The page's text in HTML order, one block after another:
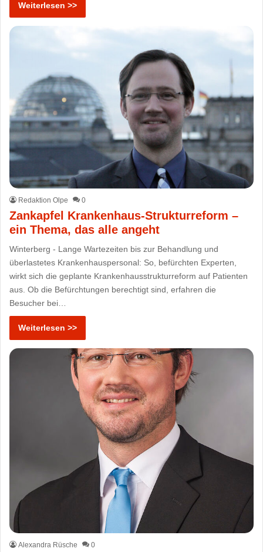
Weiterlesen >>
Redaktion Olpe 0
Zankapfel Krankenhaus-Strukturreform –
ein Thema, das alle angeht
Winterberg - Lange Wartezeiten bis zur Behandlung und
überlastetes Krankenhauspersonal: So, befürchten Experten,
wirkt sich die geplante Krankenhausstrukturreform auf Patienten
aus. Ob die Befürchtungen berechtigt sind, erfahren die
Besucher bei…
Weiterlesen >>
Alexandra Rüsche 0